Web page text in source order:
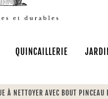
QUINCAILLERIE
À NETTOYER AVEC BOUT PINCEAU